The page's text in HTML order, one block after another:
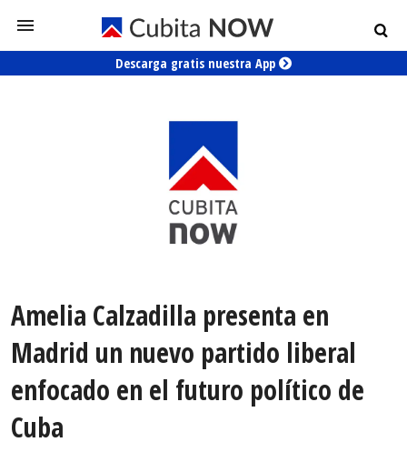
Descarga gratis nuestra App
Amelia Calzadilla presenta en
Madrid un nuevo partido liberal
enfocado en el futuro político de
Cuba